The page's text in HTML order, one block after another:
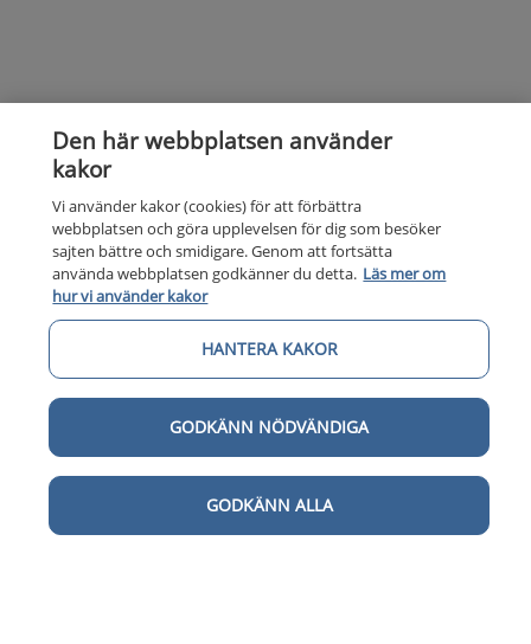
Kunskapsstöd
Om 1177 för vårdpersonal
Digital tillgänglighet Digital
Den här webbplatsen använder
kakor
Vi använder kakor (cookies) för att förbättra
webbplatsen och göra upplevelsen för dig som besöker
sajten bättre och smidigare. Genom att fortsätta
använda webbplatsen godkänner du detta. Läs mer om
hur vi använder kakor
HANTERA KAKOR
GODKÄNN NÖDVÄNDIGA
GODKÄNN ALLA